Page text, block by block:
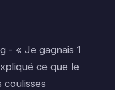
- « Je gagnais 1
ce que le
coulisses